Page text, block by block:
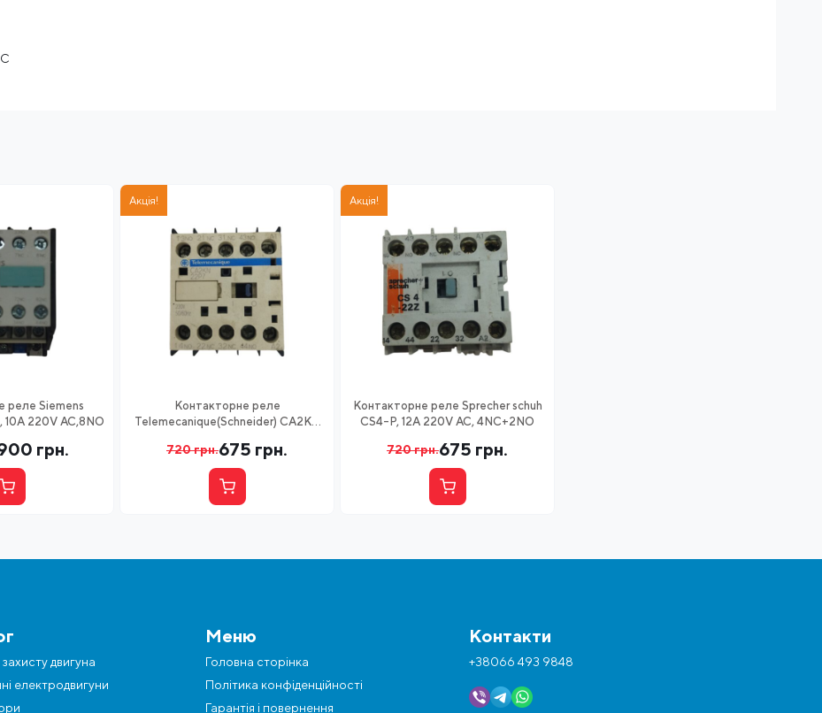
реле Siemens
220V AC,8NO
грн.
Акція!
Контакторне реле
Telemecanique(Schneider) CA2KN
720грн.675 грн.
Акція!
Контакторне реле Sprecher schuh
CS4-P, 12А 220V AC, 4NC+2NO
720грн.675 грн.
двигуна
електродвигуни
Меню
Головна сторінка
Політика конфіденційності
Гарантія і повернення
Контакти
+38066 493 9848